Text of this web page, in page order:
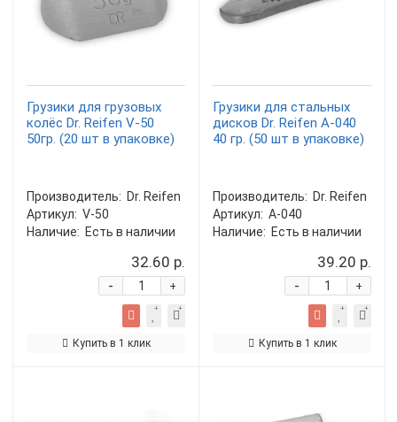
Грузики для грузовых
колёс Dr. Reifen V-50
50гр. (20 шт в упаковке)
Производитель: Dr. Reifen
Артикул: V-50
Наличие: Есть в наличии
32.60 р.
+
-
Купить в 1 клик
Грузики для стальных
дисков Dr. Reifen A-040
40 гр. (50 шт в упаковке)
Производитель: Dr. Reifen
Артикул: A-040
Наличие: Есть в наличии
39.20 р.
+
-
Купить в 1 клик